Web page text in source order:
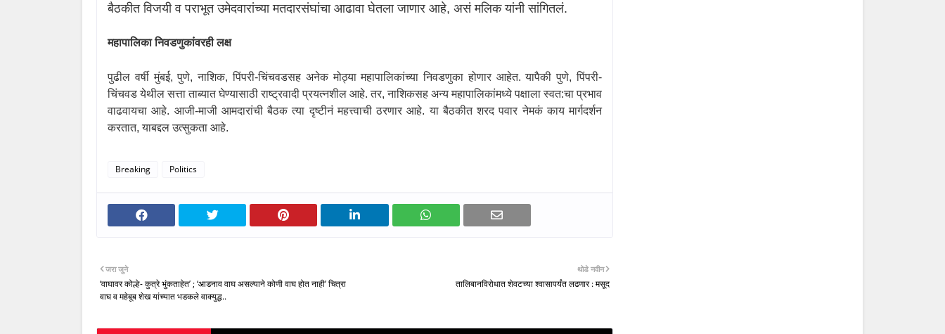
बैठकीत विजयी व पराभूत उमेदवारांच्या मतदारसंघांचा आढावा घेतला जाणार आहे, असं मलिक यांनी सांगितलं.
महापालिका निवडणुकांवरही लक्ष
पुढील वर्षी मुंबई,पुणे,नाशिक,पिंपरी-चिंचवडसह अनेक मोठ्या महापालिकांच्या निवडणुका होणार आहेत. यापैकी पुणे,पिंपरी-
चिंचवड येथील सत्ता ताब्यात घेण्यासाठी राष्ट्रवादी प्रयत्नशील आहे. तर,नाशिकसह अन्य महापालिकांमध्ये पक्षाला स्वत:चा प्रभाव
वाढवायचा आहे. आजी-माजी आमदारांची बैठक त्या दृष्टीनं महत्त्वाची ठरणार आहे. या बैठकीत शरद पवार नेमकं काय मार्गदर्शन
करतात,याबद्दल उत्सुकता आहे.
Breaking Politics
थोडे नवीन
तालिबानविरोधात शेवटच्या श्वासापर्यंत लढणार : मसूद
जरा जुने
‘वाघावर कोल्हे- कुत्रे भुंकताहेत’ ; ‘आडनाव वाघ असल्याने कोणी वाघ होत नाही’ चित्रा
वाघ व महेबूब शेख यांच्यात भडकले वाक्युद्ध..